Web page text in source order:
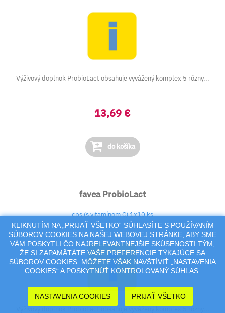
Výživový doplnok ProbioLact obsahuje vyvážený komplex 5 rôzny...
13,69 €
do košíka
favea ProbioLact
cps (s vitamínom C) 1x10 ks
KLIKNUTÍM NA „PRIJAŤ VŠETKO“ SÚHLASÍTE S POUŽÍVANÍM
SÚBOROV COOKIES NA NAŠEJ WEBOVEJ STRÁNKE, ABY SME
VÁM POSKYTLI ČO NAJRELEVANTNEJŠIE SKÚSENOSTI TÝM,
ŽE SI ZAPAMÄTÁTE VAŠE PREFERENCIE TÝKAJÚCE SA
SÚBOROV COOKIES. MÔŽETE VŠAK NAVŠTÍVIŤ „NASTAVENIA
COOKIES“ A POSKYTNÚŤ KONTROLOVANÝ SÚHLAS.
NASTAVENIA COOKIES PRIJAŤ VŠETKO